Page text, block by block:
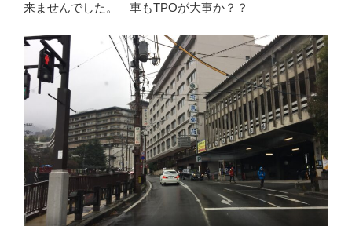
来ませんでした。 車もTPOが大事か？？